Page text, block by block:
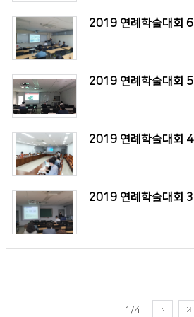
2019 연례학술대회 6
2019 연례학술대회 5
2019 연례학술대회 4
2019 연례학술대회 3
1/4